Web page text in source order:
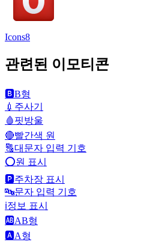
Icons8
관련된 이모티콘
🅱️B형
💉 주사기
🩸핏방울
🔴빨간색 원
🔠대문자 입력 기호
⭕원 표시
🅿️주차장 표시
🔤문자 입력 기호
ℹ️정보 표시
🆎AB형
🅰️A형